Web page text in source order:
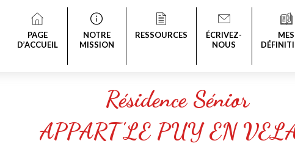
PAGE
D’ACCUEIL
NOTRE
MISSION
RESSOURCES
ÉCRIVEZ-
NOUS
MES
Résidence Sénior
APPART'LE PUY EN